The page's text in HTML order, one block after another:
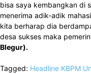
bisa saya kembangkan di
menerima adik-adik
kita berharap dia
desa sukses maka
Blegur).
Tagged: Headline KBPM